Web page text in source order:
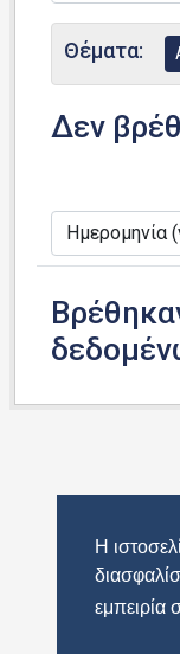
Η
εμπειρία
Θέματα:
Δεν